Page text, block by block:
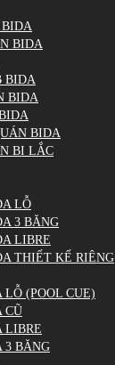
BIDA
BIDA
BIDA
BIDA
BI LẮC
LỖ
3 BĂNG
LIBRE
THIẾT KẾ RIÊNG
LỖ (POOL CUE)
CŨ
LIBRE
3 BĂNG